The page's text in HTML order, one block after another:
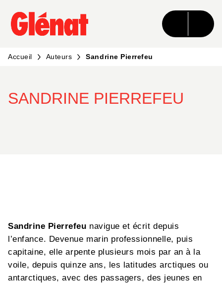
MENU RECHERCHE CONTENU
PIED DE PAGE
Accueil Auteurs Sandrine Pierrefeu
SANDRINE PIERREFEU
Sandrine Pierrefeu navigue et écrit depuis
l’enfance. Devenue marin professionnelle, puis
capitaine, elle arpente plusieurs mois par an à la
voile, depuis quinze ans, les latitudes arctiques ou
antarctiques, avec des passagers, des jeunes en